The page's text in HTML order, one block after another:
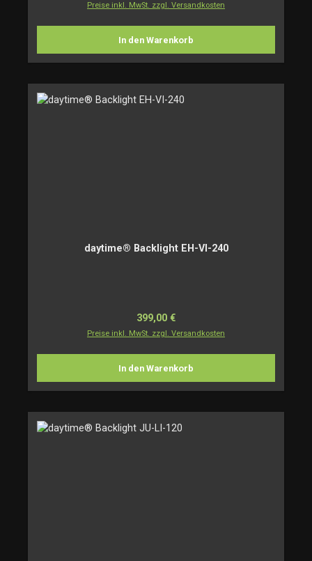
Preise inkl. MwSt. zzgl. Versandkosten
In den Warenkorb
daytime® Backlight EH-VI-240
Regulärer Preis:
399,00 €
Preise inkl. MwSt. zzgl. Versandkosten
In den Warenkorb